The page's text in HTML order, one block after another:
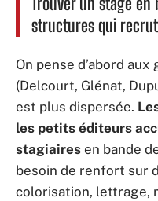
structures qui
On pense d’abord
(Delcourt, Glénat,
est plus dispersée.
les petits éditeurs
stagiaires en bande
besoin de renfort sur
colorisation, lettrage,